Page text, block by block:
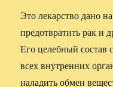
Это лекарство дано
предотвратить рак и
Его целебный состав
всех внутренних
наладить обмен